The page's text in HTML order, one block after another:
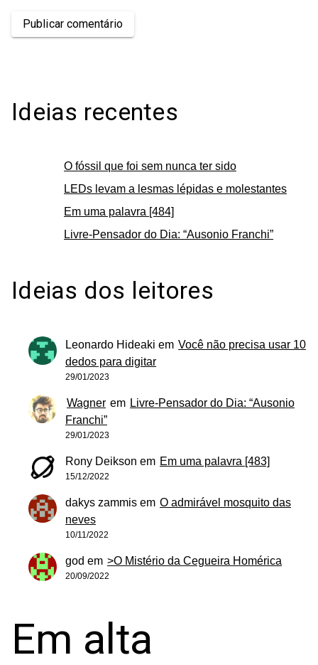
Publicar comentário
Ideias recentes
O fóssil que foi sem nunca ter sido
LEDs levam a lesmas lépidas e molestantes
Em uma palavra [484]
Livre-Pensador do Dia: “Ausonio Franchi”
Ideias dos leitores
Leonardo Hideaki em Você não precisa usar 10
dedos para digitar
29/01/2023
Wagner em Livre-Pensador do Dia: “Ausonio
Franchi”
29/01/2023
Rony Deikson em Em uma palavra [483]
15/12/2022
dakys zammis em O admirável mosquito das
neves
10/11/2022
god em >O Mistério da Cegueira Homérica
20/09/2022
Em alta